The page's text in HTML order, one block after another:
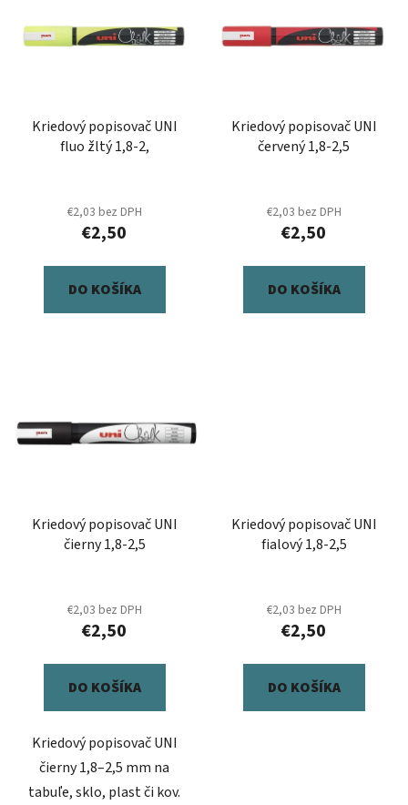
Kriedový popisovač UNI
fluo žltý 1,8-2,
€2,03 bez DPH
€2,50
DO KOŠÍKA
Kriedový popisovač UNI
červený 1,8-2,5
€2,03 bez DPH
€2,50
DO KOŠÍKA
Kriedový popisovač UNI
čierny 1,8-2,5
€2,03 bez DPH
€2,50
DO KOŠÍKA
Kriedový popisovač UNI
čierny 1,8–2,5 mm na
tabuľe, sklo, plast či kov.
Kriedový popisovač UNI
fialový 1,8-2,5
€2,03 bez DPH
€2,50
DO KOŠÍKA